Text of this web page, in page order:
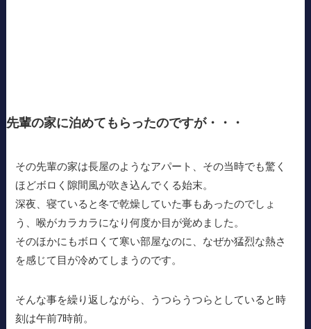
先輩の家に泊めてもらったのですが・・・
その先輩の家は長屋のようなアパート、その当時でも驚く
ほどボロく隙間風が吹き込んでくる始末。
深夜、寝ていると冬で乾燥していた事もあったのでしょ
う、喉がカラカラになり何度か目が覚めました。
そのほかにもボロくて寒い部屋なのに、なぜか猛烈な熱さ
を感じて目が冷めてしまうのです。
そんな事を繰り返しながら、うつらうつらとしていると時
刻は午前7時前。